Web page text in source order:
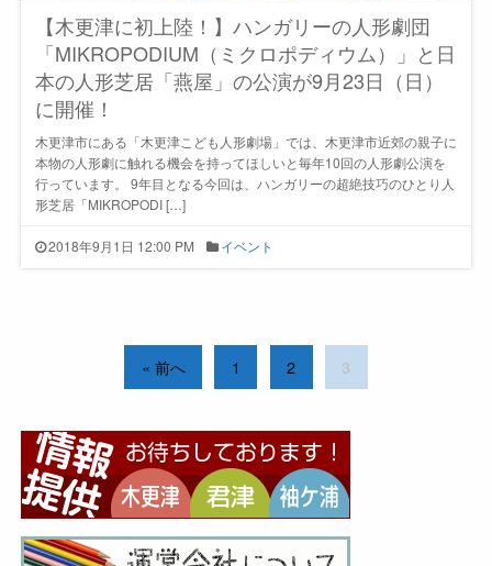
【木更津に初上陸！】ハンガリーの人形劇団
「MIKROPODIUM（ミクロポディウム）」と日
本の人形芝居「燕屋」の公演が9月23日（日）
に開催！
木更津市にある「木更津こども人形劇場」では、木更津市近郊の親子に
本物の人形劇に触れる機会を持ってほしいと毎年10回の人形劇公演を
行っています。 9年目となる今回は、ハンガリーの超絶技巧のひとり人
形芝居「MIKROPODI […]
2018年9月1日 12:00 PM イベント
« 前へ 1 2 3